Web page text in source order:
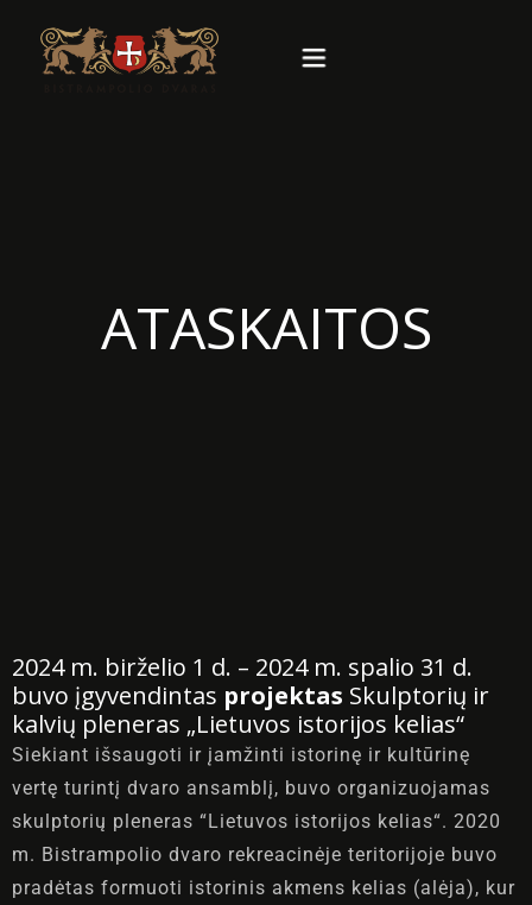
Viešbutis
REZERVUOTI
ATASKAITOS
2024 m. birželio 1 d. – 2024 m. spalio 31 d.
buvo įgyvendintas projektas Skulptorių ir
kalvių pleneras „Lietuvos istorijos kelias“
Siekiant išsaugoti ir įamžinti istorinę ir kultūrinę
vertę turintį dvaro ansamblį, buvo organizuojamas
skulptorių pleneras “Lietuvos istorijos kelias“. 2020
m. Bistrampolio dvaro rekreacinėje teritorijoje buvo
pradėtas formuoti istorinis akmens kelias (alėja), kur